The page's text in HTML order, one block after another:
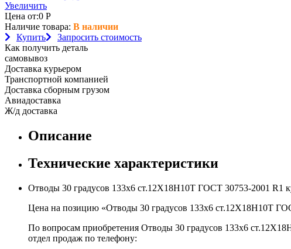
Увеличить
Цена от:0 Р
Наличие товара: В наличии
Купить
Запросить стоимость
Как получить деталь
самовывоз
Доставка курьером
Транспортной компанией
Доставка сборным грузом
Авиадоставка
Ж/д доставка
Описание
Технические характеристики
Отводы 30 градусов 133х6 ст.12Х18Н10Т ГОСТ 30753-2001
Цена на позицию «Отводы 30 градусов 133х6 ст.12Х18Н10Т
По вопросам приобретения Отводы 30 градусов 133х6
отдел продаж по телефону: